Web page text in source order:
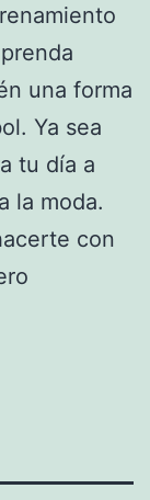
una forma
Ya sea
tu día a
la moda.
con